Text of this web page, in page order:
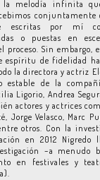
la melodía infinita
conjuntamente
escritas por mí
o puestas en
proceso. Sin
de fidelidad
la directora y actriz
estable de la
Ligorio, Andrea
actores y actrices
Jorge Velasco, Marc
otros. Con la
en 2012 Nigredo
–a menudo
en festivales y